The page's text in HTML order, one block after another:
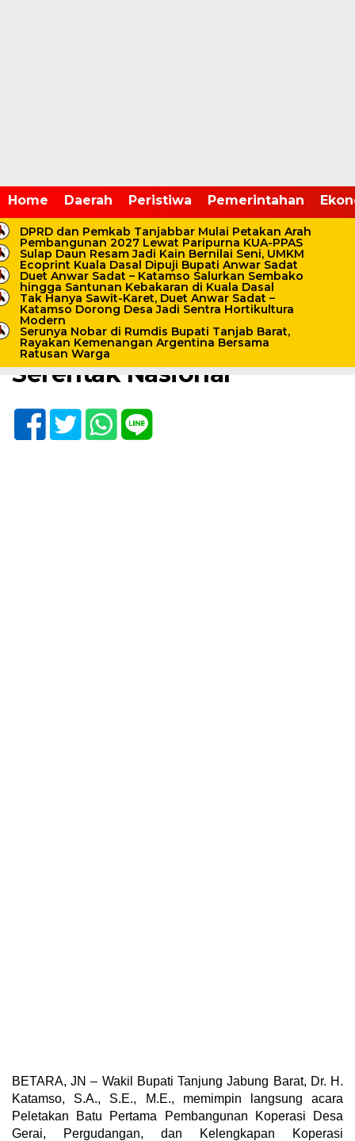
Home Daerah Peristiwa Pemerintahan
DPRD dan Pemkab Tanjabbar Mulai Petakan Arah
Pembangunan 2027 Lewat Paripurna KUA-PPAS
Sulap Daun Resam Jadi Kain Bernilai Seni, UMKM
Ecoprint Kuala Dasal Dipuji Bupati Anwar Sadat
Duet Anwar Sadat – Katamso Salurkan Sembako
hingga Santunan Kebakaran di Kuala Dasal
Tak Hanya Sawit-Karet, Duet Anwar Sadat –
Katamso Dorong Desa Jadi Sentra Hortikultura
Modern
Serunya Nobar di Rumdis Bupati Tanjab Barat,
Rayakan Kemenangan Argentina Bersama
Ratusan Warga
Jumat, 17 Oktober 2025 - 15:46 WIB
Wabup Katamso Pimpin
Peletakan Batu Pertama
Koperasi Merah Putih di
Betara, Tandai Dimulainya
80.000 Titik Pembangunan
Serentak Nasional
BETARA, JN – Wakil Bupati Tanjung Jabung Barat, Dr. H.
Katamso, S.A., S.E., M.E., memimpin langsung acara
Peletakan Batu Pertama Pembangunan Koperasi Desa
Gerai, Pergudangan, dan Kelengkapan Koperasi